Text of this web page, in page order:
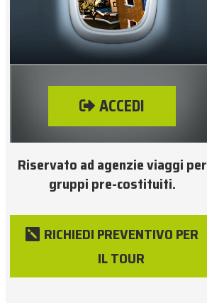
ACCEDI
Riservato ad agenzie viaggi per
gruppi pre-costituiti.
RICHIEDI PREVENTIVO PER
IL TOUR